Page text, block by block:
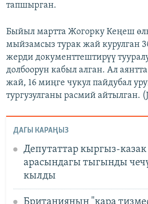
тапшырган.
Быйыл мартта Жогорку Кеңеш
мыйзамсыз турак жай курулган
жерди документтештирүү
долбоорун кабыл алган. Ал
жай, 16 миңге чукул пайдубал
тургузулганы расмий айтылган.
ДАГЫ КАРАҢЫЗ
Депутаттар кыргыз-казак
арасындагы тыгынды
кылды
Британиянын "кара